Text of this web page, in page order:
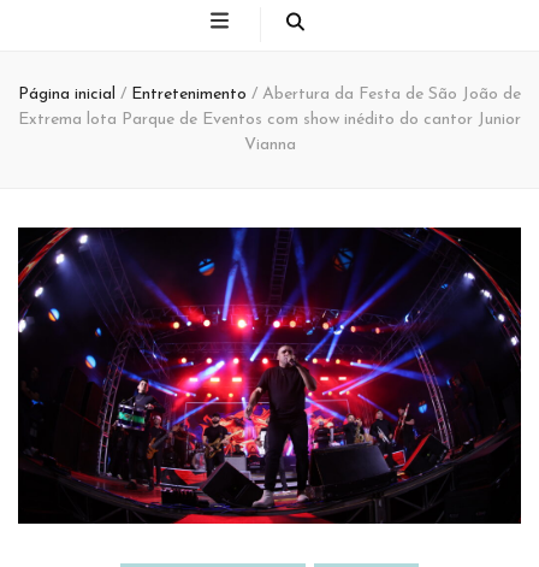
Página inicial / Entretenimento / Abertura da Festa de São João de
Extrema lota Parque de Eventos com show inédito do cantor Junior
Vianna